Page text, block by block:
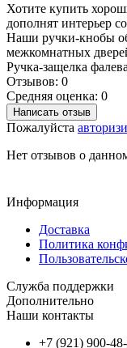
Хотите купить
дополнят интерьер
Наши ручки-кнобы
межкомнатных
Ручка-защелка
Отзывов: 0
Средняя оценка: 0
Написать отзыв
Пожалуйста
Нет отзывов о
Информация
Доставка
Политика
Служба поддержки
Дополнительно
Наши контакты
+7 (921) 900-